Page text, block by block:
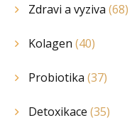
Zdravi a vyziva (68)
Kolagen (40)
Probiotika (37)
Detoxikace (35)